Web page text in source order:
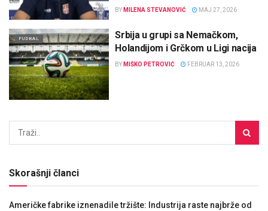
BY MILENA STEVANOVIĆ MAJ 27, 2026
FUDBAL
Srbija u grupi sa Nemačkom,
Holandijom i Grčkom u Ligi nacija
BY MIŠKO PETROVIĆ FEBRUAR 13, 2026
Skorašnji članci
Američke fabrike iznenadile tržište: Industrija raste najbrže od